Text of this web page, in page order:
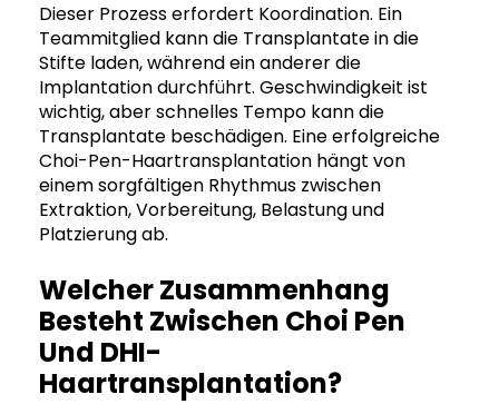
Dieser Prozess erfordert Koordination. Ein
Teammitglied kann die Transplantate in die
Stifte laden, während ein anderer die
Implantation durchführt. Geschwindigkeit ist
wichtig, aber schnelles Tempo kann die
Transplantate beschädigen. Eine erfolgreiche
Choi-Pen-Haartransplantation hängt von
einem sorgfältigen Rhythmus zwischen
Extraktion, Vorbereitung, Belastung und
Platzierung ab.
Welcher Zusammenhang
Besteht Zwischen Choi Pen
Und DHI-
Haartransplantation?